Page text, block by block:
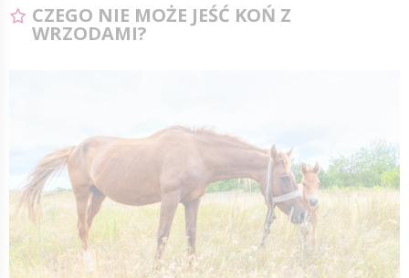
CZEGO NIE MOŻE JEŚĆ KOŃ Z
WRZODAMI?